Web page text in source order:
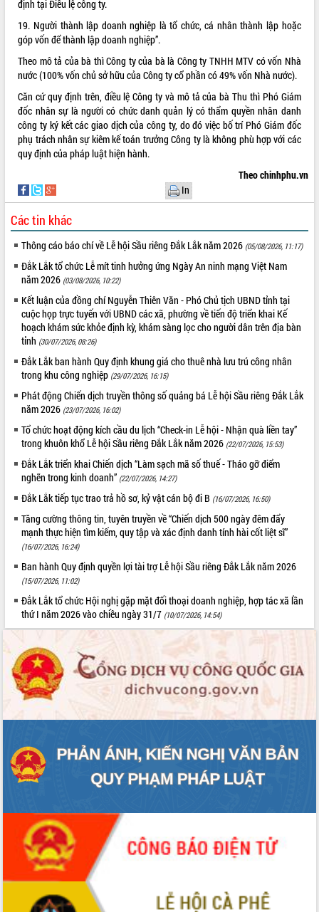
định tại Điều lệ công ty.
19. Người thành lập doanh nghiệp là tổ chức, cá nhân thành lập hoặc
góp vốn để thành lập doanh nghiệp”.
Theo mô tả của bà thì Công ty của bà là Công ty TNHH MTV có vốn Nhà
nước (100% vốn chủ sở hữu của Công ty cổ phần có 49% vốn Nhà nước).
Căn cứ quy định trên, điều lệ Công ty và mô tả của bà Thu thì Phó Giám
đốc nhân sự là người có chức danh quản lý có thẩm quyền nhân danh
công ty ký kết các giao dịch của công ty, do đó việc bố trí Phó Giám đốc
phụ trách nhân sự kiêm kế toán trưởng Công ty là không phù hợp với các
quy định của pháp luật hiện hành.
Theo chinhphu.vn
In
Các tin khác
Thông cáo báo chí về Lễ hội Sầu riêng Đắk Lắk năm 2026 (05/08/2026, 11:17)
Đắk Lắk tổ chức Lễ mít tinh hưởng ứng Ngày An ninh mạng Việt Nam
năm 2026 (03/08/2026, 10:22)
Kết luận của đồng chí Nguyễn Thiên Văn - Phó Chủ tịch UBND tỉnh tại
cuộc họp trực tuyến với UBND các xã, phường về tiến độ triển khai Kế
hoạch khám sức khỏe định kỳ, khám sàng lọc cho người dân trên địa bàn
tỉnh (30/07/2026, 08:26)
Đắk Lắk ban hành Quy định khung giá cho thuê nhà lưu trú công nhân
trong khu công nghiệp (29/07/2026, 16:15)
Phát động Chiến dịch truyền thông số quảng bá Lễ hội Sầu riêng Đắk Lắk
năm 2026 (23/07/2026, 16:02)
Tổ chức hoạt động kích cầu du lịch “Check-in Lễ hội - Nhận quà liền tay”
trong khuôn khổ Lễ hội Sầu riêng Đắk Lắk năm 2026 (22/07/2026, 15:53)
Đắk Lắk triển khai Chiến dịch “Làm sạch mã số thuế - Tháo gỡ điểm
nghẽn trong kinh doanh” (22/07/2026, 14:27)
Đắk Lắk tiếp tục trao trả hồ sơ, kỷ vật cán bộ đi B (16/07/2026, 16:50)
Tăng cường thông tin, tuyên truyền về “Chiến dịch 500 ngày đêm đẩy
mạnh thực hiện tìm kiếm, quy tập và xác định danh tính hài cốt liệt sĩ”
(16/07/2026, 16:24)
Ban hành Quy định quyền lợi tài trợ Lễ hội Sầu riêng Đắk Lắk năm 2026
(15/07/2026, 11:02)
Đắk Lắk tổ chức Hội nghị gặp mặt đối thoại doanh nghiệp, hợp tác xã lần
thứ I năm 2026 vào chiều ngày 31/7 (10/07/2026, 14:54)